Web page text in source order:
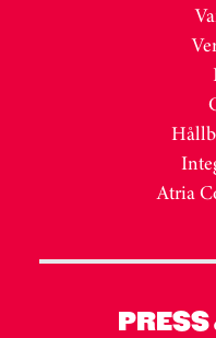
Atria